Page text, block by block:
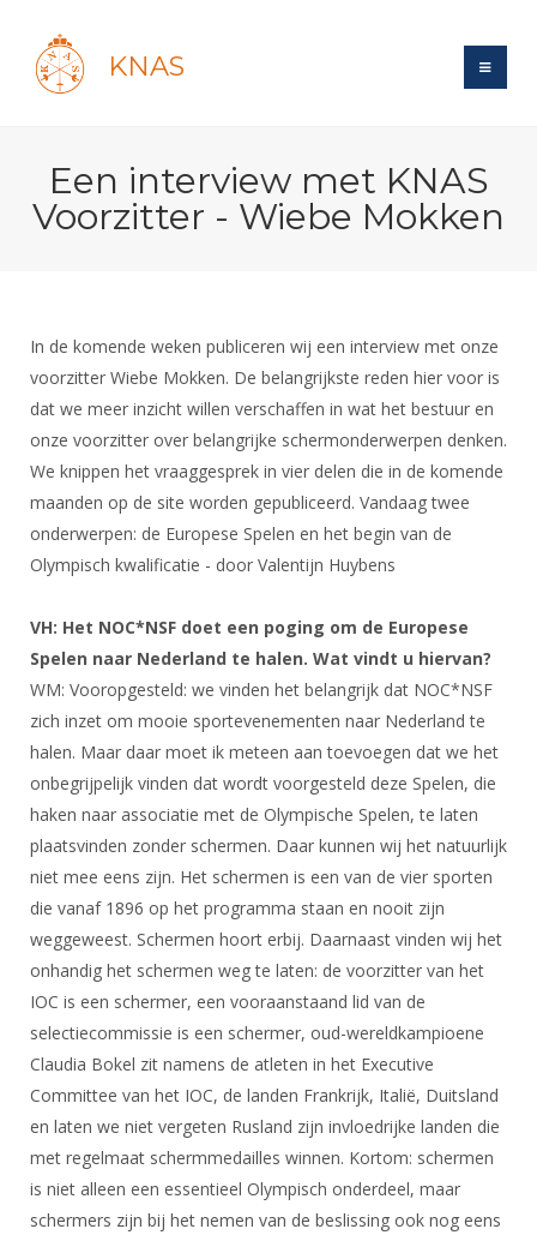
KNAS
Login
Forums
Maandelijks archief
Evenement
Handleiding
Bond
Bond
Reglementen
Ledencijfers
Sponsors en Partners
Organisatie
Ereleden
Leden van Verdiensten
Vacatures
Bondsbureau
Contact
Samenwerking
Formulieren
Nieuws
Verenigingsondersteuning
Witte Vlekkenplan
Schermen
Recreatiesport
Veteranen
Lichtzwaardschermen
Wedstrijdsport
Ranglijsten
Reglementen
Materiaal
Schermpaspoort
Rolstoelschermen
Wedstrijdkalender
KNAS Keurmerk
NK's
JPT
JEC
Veteranenwedstrijden
Wedstrijdorganisatie
Nieuws
Aanvragen van scheidsrechters
Wat is topsport
Nieuws
NK's
Oranje
DBT
SBT
Talentontwikkeling
Internationale Titeltoernooien
Internationale aanmeldingen
Informatie
Voor de jeugd
Spreekbeurtpakket
Ouders en vereniging
Jeugdkampen
Brassardsysteem
Nieuws
Nationale opleidingen
Internationale opleidingen
Opleidingen
Leraar
Voor scheidsrechters
Nieuws
Scheidsrechterslijst
Scheidsrechter Documentatie
Opleidingen
Tuchtzaken
Archief
Forums
Forums
Schermforum
Nieuws
Contact
NK organiseren
Een interview met KNAS
Voorzitter - Wiebe Mokken
In de komende weken publiceren wij een interview met onze
voorzitter Wiebe Mokken. De belangrijkste reden hier voor is
dat we meer inzicht willen verschaffen in wat het bestuur en
onze voorzitter over belangrijke schermonderwerpen denken.
We knippen het vraaggesprek in vier delen die in de komende
maanden op de site worden gepubliceerd. Vandaag twee
onderwerpen: de Europese Spelen en het begin van de
Olympisch kwalificatie - door Valentijn Huybens
VH: Het NOC*NSF doet een poging om de Europese
Spelen naar Nederland te halen. Wat vindt u hiervan?
WM: Vooropgesteld: we vinden het belangrijk dat NOC*NSF
zich inzet om mooie sportevenementen naar Nederland te
halen. Maar daar moet ik meteen aan toevoegen dat we het
onbegrijpelijk vinden dat wordt voorgesteld deze Spelen, die
haken naar associatie met de Olympische Spelen, te laten
plaatsvinden zonder schermen. Daar kunnen wij het natuurlijk
niet mee eens zijn. Het schermen is een van de vier sporten
die vanaf 1896 op het programma staan en nooit zijn
weggeweest. Schermen hoort erbij. Daarnaast vinden wij het
onhandig het schermen weg te laten: de voorzitter van het
IOC is een schermer, een vooraanstaand lid van de
selectiecommissie is een schermer, oud-wereldkampioene
Claudia Bokel zit namens de atleten in het Executive
Committee van het IOC, de landen Frankrijk, Italië, Duitsland
en laten we niet vergeten Rusland zijn invloedrijke landen die
met regelmaat schermmedailles winnen. Kortom: schermen
is niet alleen een essentieel Olympisch onderdeel, maar
schermers zijn bij het nemen van de beslissing ook nog eens